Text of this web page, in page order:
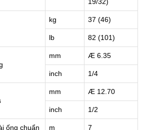
kg 37 (46)
lb 82 (101)
mm Æ 6.35
inch 1/4
mm Æ 12.70
inch 1/2
ống chuẩn m 7